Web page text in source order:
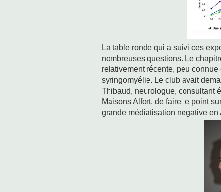
La table ronde qui a suivi ces
nombreuses questions. Le
relativement récente, peu
syringomyélie. Le club avait
Thibaud, neurologue, consultant
Maisons Alfort, de faire le point
grande médiatisation négative en